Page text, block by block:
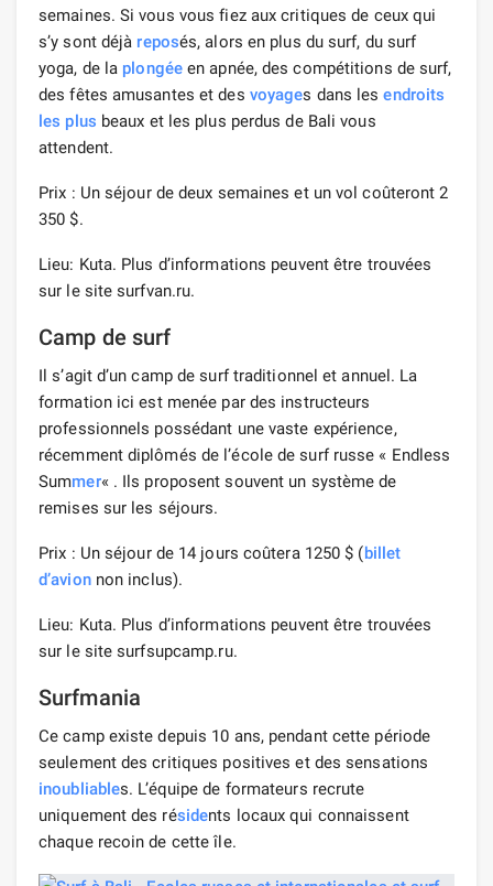
semaines. Si vous vous fiez aux critiques de ceux qui
s’y sont déjà reposés, alors en plus du surf, du surf
yoga, de la plongéeen apnée, des compétitions de surf,
des fêtes amusantes et des voyages dans lesendroits
les plus beaux et les plus perdus de Bali vous
attendent.
Prix ​​: Un séjour de deux semaines et un vol coûteront 2
350 $.
Lieu: Kuta. Plus d’informations peuvent être trouvées
sur le site surfvan.ru.
Camp de surf
Il s’agit d’un camp de surf traditionnel et annuel. La
formation ici est menée par des instructeurs
professionnels possédant une vaste expérience,
récemment diplômés de l’école de surf russe « Endless
Summer« . Ils proposent souvent un système de
remises sur les séjours.
Prix ​​: Un séjour de 14 jours coûtera 1250 $ (billet
d’avionnon inclus).
Lieu: Kuta. Plus d’informations peuvent être trouvées
sur le site surfsupcamp.ru.
Surfmania
Ce camp existe depuis 10 ans, pendant cette période
seulement des critiques positives et des sensations
inoubliables. L’équipe de formateurs recrute
uniquement des résidents locaux qui connaissent
chaque recoin de cette île.